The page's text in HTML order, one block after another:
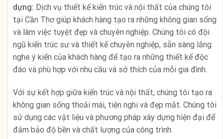
dựng: Dịch vụ thiết kế kiến trúc và nội thất của chúng tôi
tại Cần Thơ giúp khách hàng tạo ra những không gian sống
và làm việc tuyệt đẹp và chuyên nghiệp. Chúng tôi có đội
ngũ kiến trúc sư và thiết kế chuyên nghiệp, sẵn sàng lắng
nghe ý kiến của khách hàng để tạo ra những thiết kế độc
đáo và phù hợp với nhu cầu và sở thích của mỗi gia đình.
Với sự kết hợp giữa kiến trúc và nội thất, chúng tôi tạo ra
không gian sống thoải mái, tiện nghi và đẹp mắt. Chúng tôi
sử dụng các vật liệu và phương pháp xây dựng hiện đại để
đảm bảo độ bền và chất lượng của công trình.